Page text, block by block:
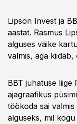
Lipson Invest ja
aastat. Rasmus
alguses väike
valmis, aga
BBT juhatuse
ajagraafikus
töökoda sai
alguseks, mil